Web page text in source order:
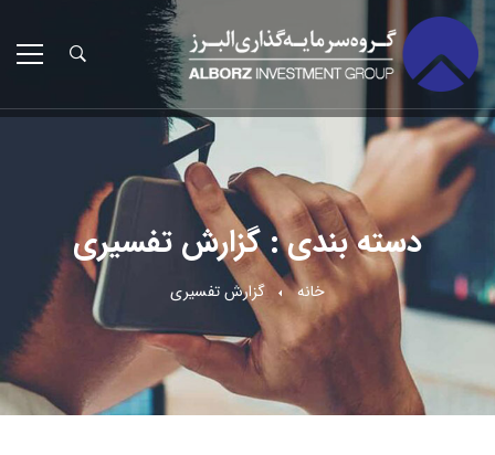
دسته بندی : گزارش تفسیری
خانه گزارش تفسیری